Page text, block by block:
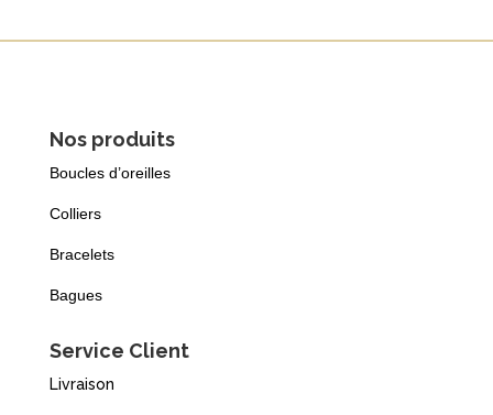
Nos produits
Boucles d’oreilles
Colliers
Bracelets
Bagues
Service Client
Livraison